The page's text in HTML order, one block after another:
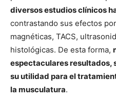
diversos estudios clínicos
contrastando sus efectos
magnéticas, TACS,
histológicas. De esta forma,
espectaculares resultados,
su utilidad para el
la musculatura.